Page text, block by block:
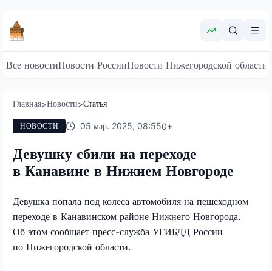
Все новостиНовости РоссииНовости Нижегородской области
Главная>Новости>Статья
НОВОСТИ 05 мар. 2025, 08:550+
Девушку сбили на переходе
в Канавине в Нижнем Новгороде
Девушка попала под колеса автомобиля на пешеходном
переходе в Канавинском районе Нижнего Новгорода.
Об этом сообщает пресс-служба УГИБДД России
по Нижегородской области.